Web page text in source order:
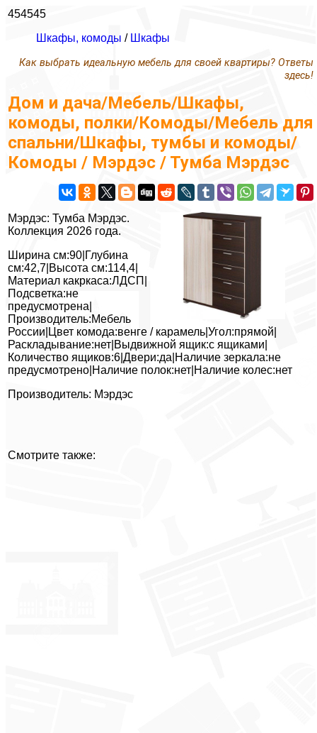
454545
Шкафы, комоды / Шкафы
Как выбрать идеальную мебель для своей квартиры? Ответы
здесь!
Дом и дача/Мебель/Шкафы,
комоды, полки/Комоды/Мебель для
спальни/Шкафы, тумбы и комоды/
Комоды / Мэрдэс / Тумба Мэрдэс
Мэрдэс: Тумба Мэрдэс.
Коллекция 2026 года.
Ширина см:90|Глубина
см:42,7|Высота см:114,4|
Материал какркаса:ЛДСП|
Подсветка:не
предусмотрена|
Производитель:Мебель
России|Цвет комода:венге / карамель|Угол:прямой|
Раскладывание:нет|Выдвижной ящик:с ящиками|
Количество ящиков:6|Двери:да|Наличие зеркала:не
предусмотрено|Наличие полок:нет|Наличие колес:нет
Производитель: Мэрдэс
Смотрите также: